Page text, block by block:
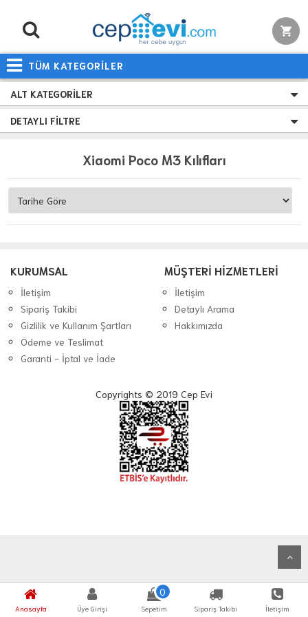
TÜM KATEGORİLER
Anasayfa Üye Girişi
0
Sepetim Sipariş Takibi İletişim
ALT KATEGORILER
DETAYLI FILTRE
Xiaomi Poco M3 Kılıfları
KURUMSAL
İletişim
Sipariş Takibi
Gizlilik ve Kullanım Şartları
Ödeme ve Teslimat
Garanti - İptal ve İade
MÜŞTERİ HİZMETLERİ
İletişim
Detaylı Arama
Hakkımızda
Copyrights © 2019 Cep Evi